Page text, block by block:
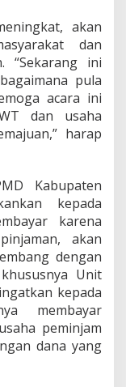
akan
dan
“Sekarang ini
pula
acara ini
dan usaha
harap
Kabupaten
kepada
karena
akan
dengan
Unit
kepada
membayar
peminjam
dana yang